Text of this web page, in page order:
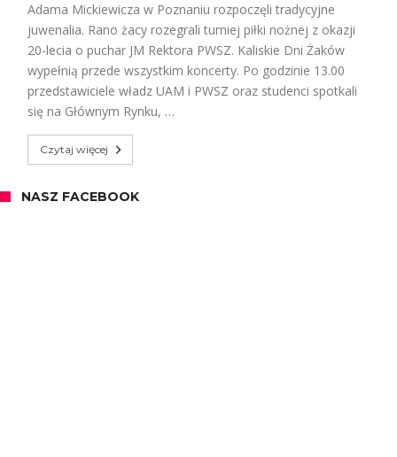
Adama Mickiewicza w Poznaniu rozpoczęli tradycyjne
juwenalia. Rano żacy rozegrali turniej piłki nożnej z okazji
20-lecia o puchar JM Rektora PWSZ. Kaliskie Dni Żaków
wypełnią przede wszystkim koncerty. Po godzinie 13.00
przedstawiciele władz UAM i PWSZ oraz studenci spotkali
się na Głównym Rynku, …
Czytaj więcej
NASZ FACEBOOK